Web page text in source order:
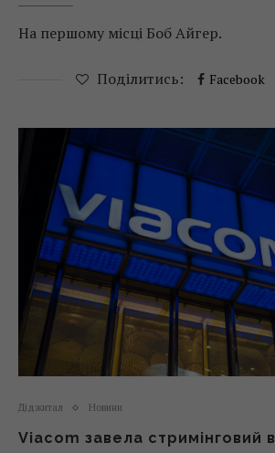
На першому місці Боб Айгер.
Поділитись: Facebook
Діджитал Новини
Viacom завела стримінговий